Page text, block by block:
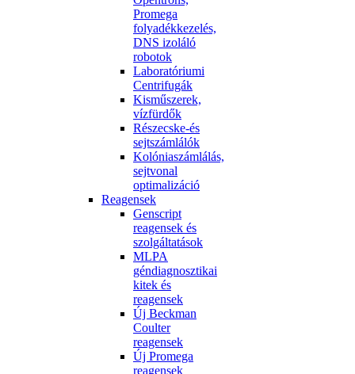
Promega
folyadékkezelés,
DNS izoláló
robotok
Laboratóriumi
Centrifugák
Kisműszerek,
vízfürdők
Részecske-és
sejtszámlálók
Kolóniaszámlálás,
sejtvonal
optimalizáció
Reagensek
Genscript
reagensek és
szolgáltatások
MLPA
géndiagnosztikai
kitek és
reagensek
Új Beckman
Coulter
reagensek
Új Promega
reagensek